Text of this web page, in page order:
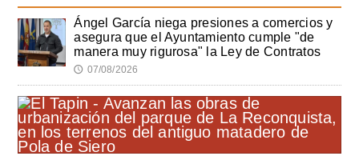
Ángel García niega presiones a comercios y
asegura que el Ayuntamiento cumple "de
manera muy rigurosa" la Ley de Contratos
🕔 07/08/2026